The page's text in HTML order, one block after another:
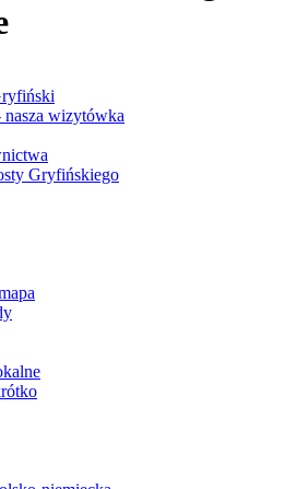
nasza wizytówka
Gryfińskiego